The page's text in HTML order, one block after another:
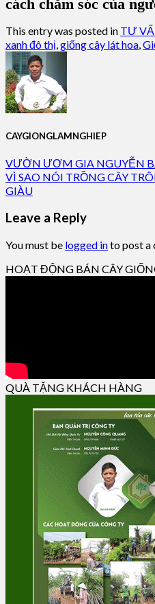
cách chăm sóc của
This entry was posted in TƯ
xanh đô thị giống cây lát hoa
CAYGIONGLAMNGHIEP
VƯỜN ƯƠM GIA NGUYỄN
VÌ SAO NÓI TRỒNG CÂY
GIÀU
Leave a Reply
You must be logged into post a
HOẠT ĐỘNG BÁN CÂY
QUÀ TẶNG KHÁCH HÀNG